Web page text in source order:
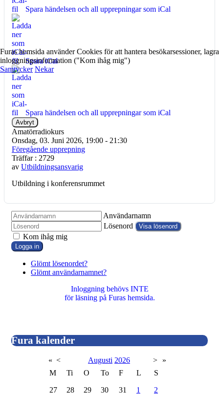
Spara händelsen och all upprepningar som iCal
Spara iCal
Spara händelsen och all upprepningar som iCal
Avbryt
Amatörradiokurs
Onsdag, 03. Juni 2026, 19:00 - 21:30
Föregående upprepning
Träffar: 2729
av Utbildningsansvarig
Utbildning i konferensrummet
Användarnamn
Lösenord
Visa lösenord
Kom ihåg mig
Logga in
Glömt lösenordet?
Glömt användarnamnet?
Inloggning behövs INTE
för läsning på Furas hemsida.
Fura kalender
« < Augusti 2026 >
»
M
Ti O To F L S
27 28 29 30 31 1 2
Furas hemsida använder Cookies för att hantera besökarsessioner, lagra
inloggningsinformation ("Kom ihåg mig")
Samtycker Nekar